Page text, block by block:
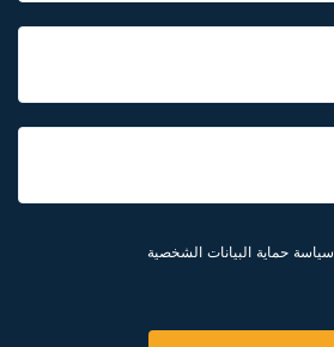
سياسة حماية البيانات الشخصية